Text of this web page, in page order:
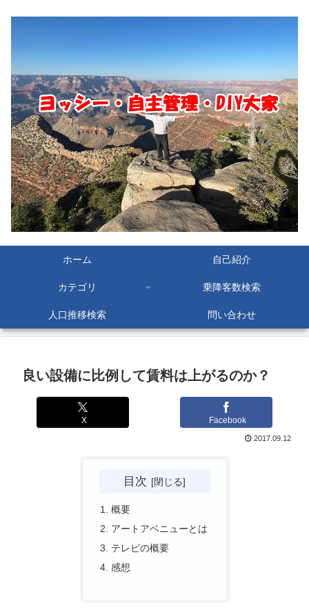
ホーム 自己紹介
カテゴリ 乗降客数検索
人口推移検索 問い合わせ
良い設備に比例して賃料は上がるのか？
X Facebook
2017.09.12
目次
概要
アートアベニューとは
テレビの概要
感想